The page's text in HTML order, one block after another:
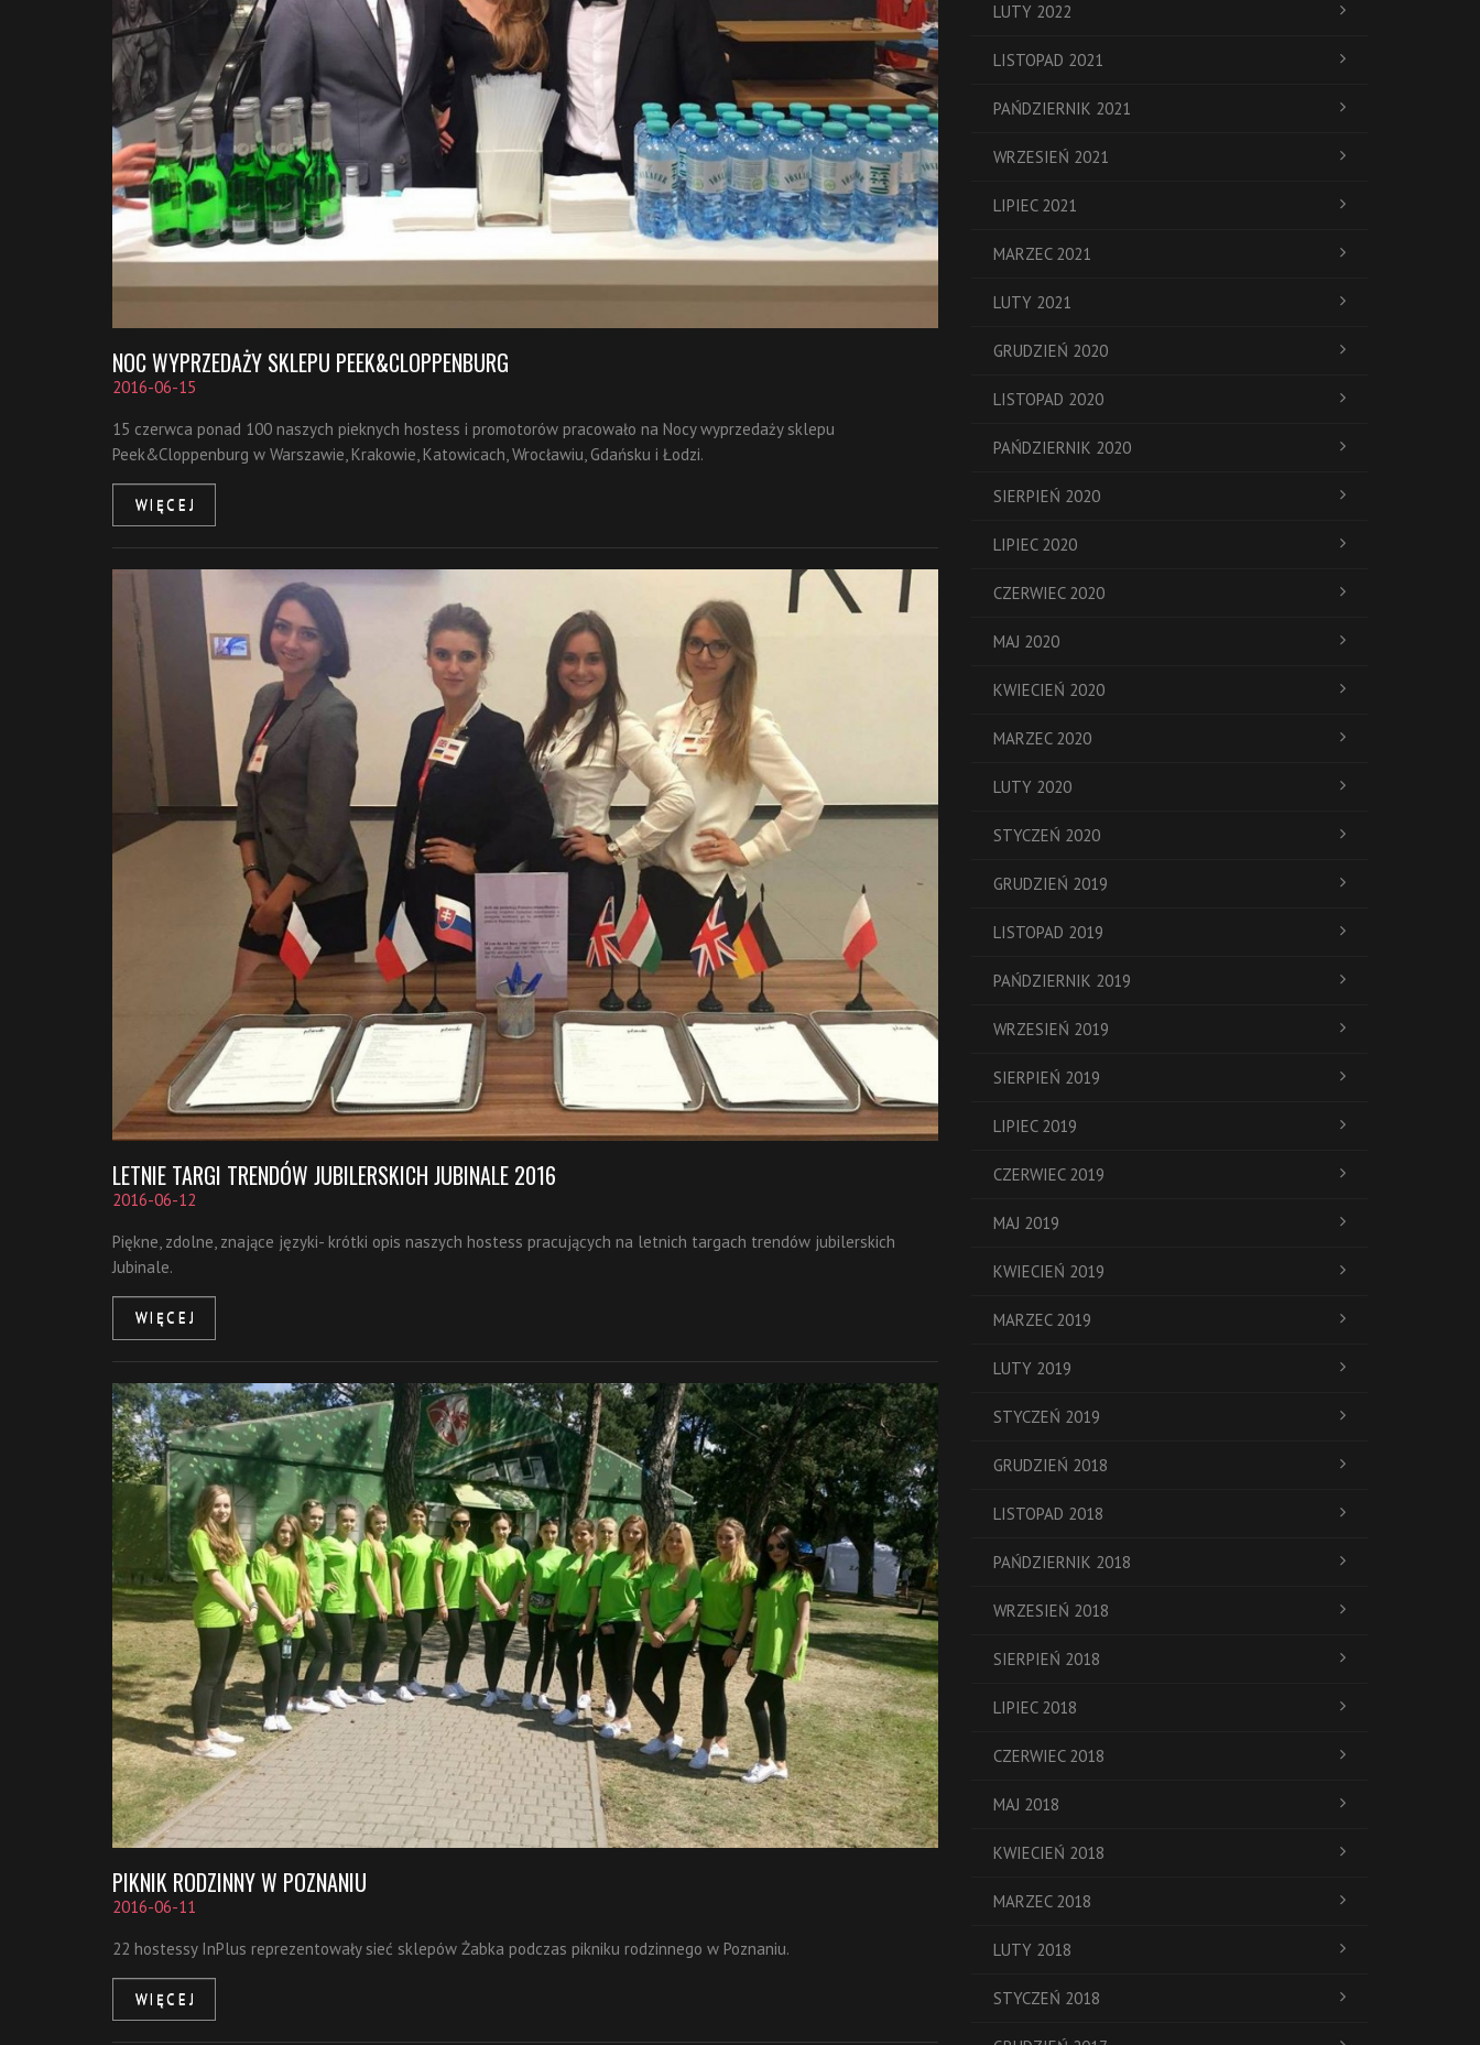
NOC WYPRZEDAŻY SKLEPU PEEK&CLOPPENBURG
2016-06-15
15 czerwca ponad 100 naszych pieknych hostess i promotorów pracowało na Nocy wyprzedaży sklepu
Peek&Cloppenburg w Warszawie, Krakowie, Katowicach, Wrocławiu, Gdańsku i Łodzi.
WIĘCEJ
LETNIE TARGI TRENDÓW JUBILERSKICH JUBINALE 2016
2016-06-12
Piękne, zdolne, znające języki- krótki opis naszych hostess pracujących na letnich targach trendów jubilerskich
Jubinale.
WIĘCEJ
PIKNIK RODZINNY W POZNANIU
2016-06-11
22 hostessy InPlus reprezentowały sieć sklepów Żabka podczas pikniku rodzinnego w Poznaniu.
WIĘCEJ
LUTY 2022
LISTOPAD 2021
PAŃDZIERNIK 2021
WRZESIEŃ 2021
LIPIEC 2021
MARZEC 2021
LUTY 2021
GRUDZIEŃ 2020
LISTOPAD 2020
PAŃDZIERNIK 2020
SIERPIEŃ 2020
LIPIEC 2020
CZERWIEC 2020
MAJ 2020
KWIECIEŃ 2020
MARZEC 2020
LUTY 2020
STYCZEŃ 2020
GRUDZIEŃ 2019
LISTOPAD 2019
PAŃDZIERNIK 2019
WRZESIEŃ 2019
SIERPIEŃ 2019
LIPIEC 2019
CZERWIEC 2019
MAJ 2019
KWIECIEŃ 2019
MARZEC 2019
LUTY 2019
STYCZEŃ 2019
GRUDZIEŃ 2018
LISTOPAD 2018
PAŃDZIERNIK 2018
WRZESIEŃ 2018
SIERPIEŃ 2018
LIPIEC 2018
CZERWIEC 2018
MAJ 2018
KWIECIEŃ 2018
MARZEC 2018
LUTY 2018
STYCZEŃ 2018